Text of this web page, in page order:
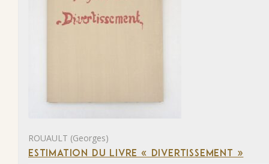
ROUAULT (Georges)
ESTIMATION DU LIVRE « DIVERTISSEMENT »